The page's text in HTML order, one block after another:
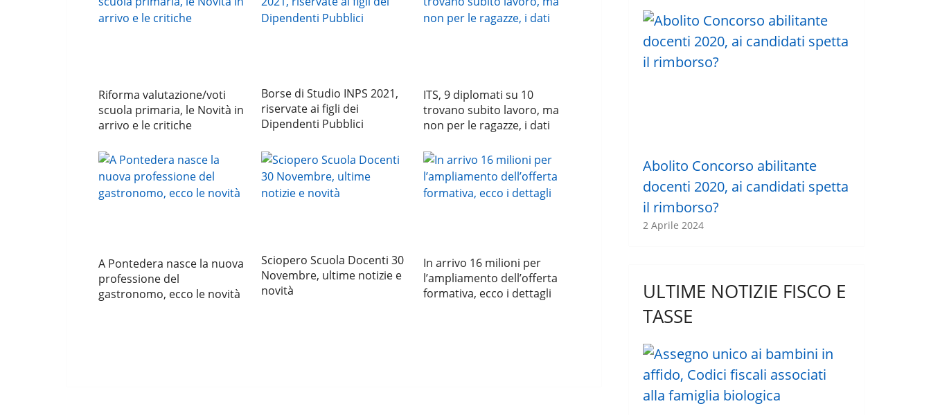
Riforma valutazione/voti
scuola primaria, le Novità in
arrivo e le critiche
Borse di Studio INPS 2021,
riservate ai figli dei
Dipendenti Pubblici
ITS, 9 diplomati su 10
trovano subito lavoro, ma
non per le ragazze, i dati
A Pontedera nasce la nuova
professione del
gastronomo, ecco le novità
Sciopero Scuola Docenti 30
Novembre, ultime notizie e
novità
In arrivo 16 milioni per
l’ampliamento dell’offerta
formativa, ecco i dettagli
Abolito Concorso abilitante
docenti 2020, ai candidati spetta
il rimborso?
2 Aprile 2024
ULTIME NOTIZIE FISCO E
TASSE